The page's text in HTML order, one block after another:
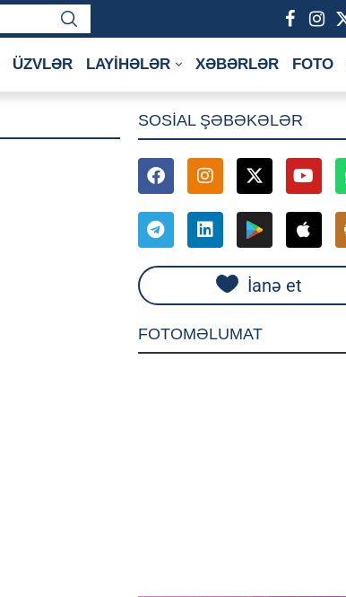
ÜZVLƏR LAYİHƏLƏR XƏBƏRLƏR FOTO
SOSİAL ŞƏBƏKƏLƏR
İanə et
FOTOMƏLUMAT